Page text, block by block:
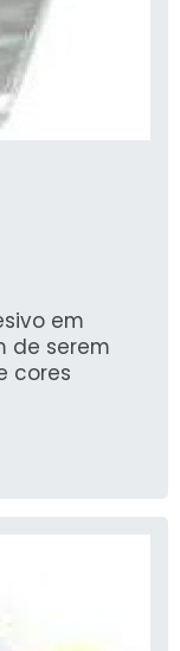
em
de serem
cores